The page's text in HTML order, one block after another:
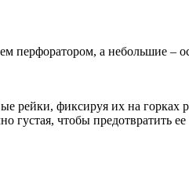
а небольшие –
рейки, фиксируя их на горках
чтобы предотвратить ее